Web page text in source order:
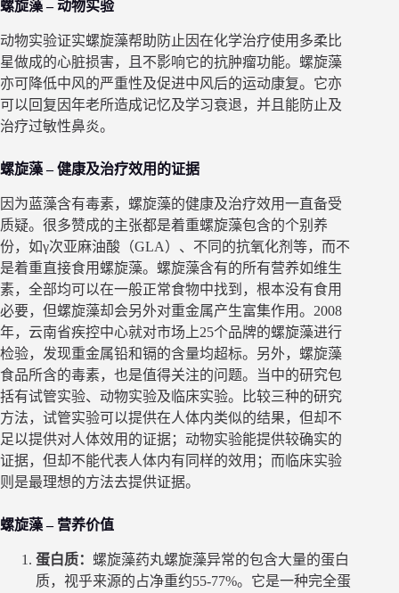
螺旋藻 – 动物实验
动物实验证实螺旋藻帮助防止因在化学治疗使用多柔比
星做成的心脏损害，且不影响它的抗肿瘤功能。螺旋藻
亦可降低中风的严重性及促进中风后的运动康复。它亦
可以回复因年老所造成记忆及学习衰退，并且能防止及
治疗过敏性鼻炎。
螺旋藻 – 健康及治疗效用的证据
因为蓝藻含有毒素，螺旋藻的健康及治疗效用一直备受
质疑。很多赞成的主张都是着重螺旋藻包含的个别养
份，如γ次亚麻油酸（GLA）、不同的抗氧化剂等，而不
是着重直接食用螺旋藻。螺旋藻含有的所有营养如维生
素，全部均可以在一般正常食物中找到，根本没有食用
必要，但螺旋藻却会另外对重金属产生富集作用。2008
年，云南省疾控中心就对市场上25个品牌的螺旋藻进行
检验，发现重金属铅和镉的含量均超标。另外，螺旋藻
食品所含的毒素，也是值得关注的问题。当中的研究包
括有试管实验、动物实验及临床实验。比较三种的研究
方法，试管实验可以提供在人体内类似的结果，但却不
足以提供对人体效用的证据；动物实验能提供较确实的
证据，但却不能代表人体内有同样的效用；而临床实验
则是最理想的方法去提供证据。
螺旋藻 – 营养价值
蛋白质： 螺旋藻药丸螺旋藻异常的包含大量的蛋白
质，视乎来源的占净重约55-77%。它是一种完全蛋